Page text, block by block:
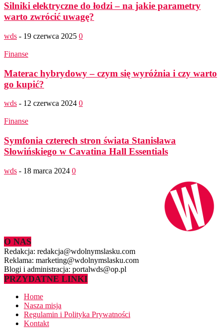
Silniki elektryczne do łodzi – na jakie parametry
warto zwrócić uwagę?
wds - 19 czerwca 2025 0
Finanse
Materac hybrydowy – czym się wyróżnia i czy warto
go kupić?
wds - 12 czerwca 2024 0
Finanse
Symfonia czterech stron świata Stanisława
Słowińskiego w Cavatina Hall Essentials
wds - 18 marca 2024 0
O NAS
Redakcja: redakcja@wdolnymslasku.com
Reklama: marketing@wdolnymslasku.com
Blogi i administracja: portalwds@op.pl
PRZYDATNE LINKI
Home
Nasza misja
Regulamin i Polityka Prywatności
Kontakt